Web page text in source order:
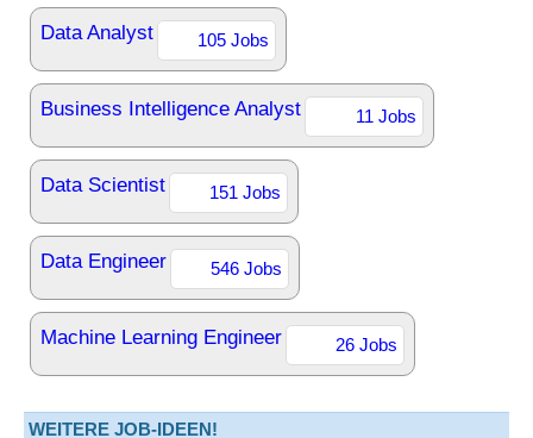
Data Analyst 105 Jobs
Business Intelligence Analyst 11 Jobs
Data Scientist 151 Jobs
Data Engineer 546 Jobs
Machine Learning Engineer 26 Jobs
WEITERE JOB-IDEEN!